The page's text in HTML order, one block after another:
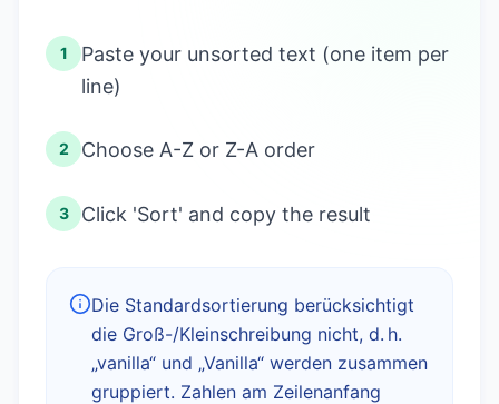
1
Paste your unsorted text (one item per
line)
2 Choose A-Z or Z-A order
3 Click 'Sort' and copy the result
Die Standardsortierung berücksichtigt
die Groß-/Kleinschreibung nicht, d. h.
„vanilla“ und „Vanilla“ werden zusammen
gruppiert. Zahlen am Zeilenanfang